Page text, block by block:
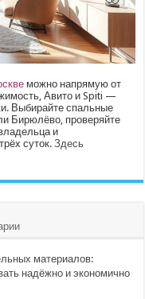
можно напрямую от
Авито и Spiti —
Выбирайте спальные
Бирюлёво, проверяйте
и
суток.Здесь
материалов:
надёжно и экономично